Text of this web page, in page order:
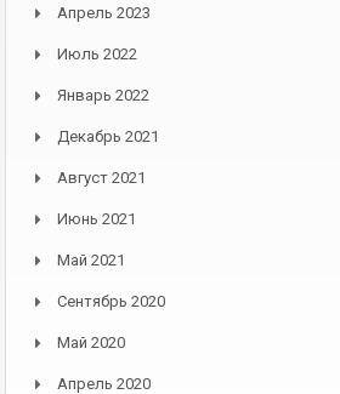
Апрель 2023
Июль 2022
Январь 2022
Декабрь 2021
Август 2021
Июнь 2021
Май 2021
Сентябрь 2020
Май 2020
Апрель 2020